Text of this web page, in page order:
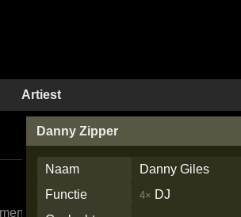
Artiest
Danny Zipper
Naam
Danny Giles
Functie
4× DJ